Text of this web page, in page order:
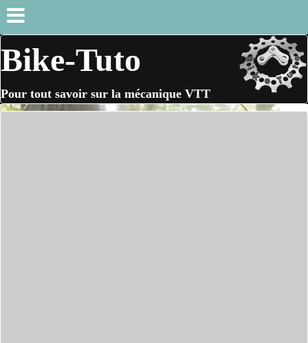
Bike-Tuto
Pour tout savoir sur la mécanique VTT